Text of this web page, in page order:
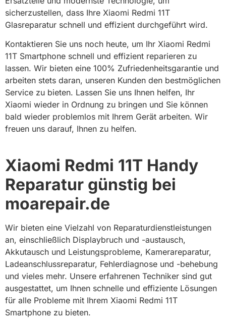
sicherzustellen, dass Ihre Xiaomi Redmi 11T
Glasreparatur schnell und effizient durchgeführt wird.
Kontaktieren Sie uns noch heute, um Ihr Xiaomi Redmi
11T Smartphone schnell und effizient reparieren zu
lassen. Wir bieten eine 100% Zufriedenheitsgarantie und
arbeiten stets daran, unseren Kunden den bestmöglichen
Service zu bieten. Lassen Sie uns Ihnen helfen, Ihr
Xiaomi wieder in Ordnung zu bringen und Sie können
bald wieder problemlos mit Ihrem Gerät arbeiten. Wir
freuen uns darauf, Ihnen zu helfen.
Xiaomi Redmi 11T Handy
Reparatur günstig bei
moarepair.de​
Wir bieten eine Vielzahl von Reparaturdienstleistungen
an, einschließlich Displaybruch und -austausch,
Akkutausch und Leistungsprobleme, Kamerareparatur,
Ladeanschlussreparatur, Fehlerdiagnose und -behebung
und vieles mehr. Unsere erfahrenen Techniker sind gut
ausgestattet, um Ihnen schnelle und effiziente Lösungen
für alle Probleme mit Ihrem Xiaomi Redmi 11T
Smartphone zu bieten.